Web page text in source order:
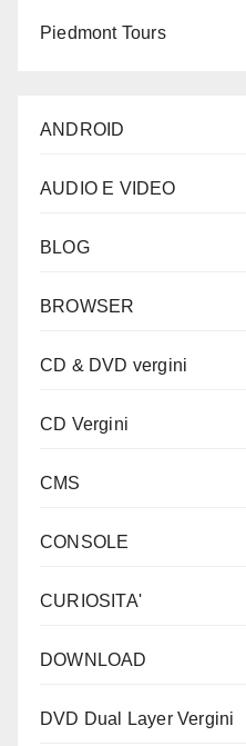
Piedmont Tours
ANDROID
AUDIO E VIDEO
BLOG
BROWSER
CD & DVD vergini
CD Vergini
CMS
CONSOLE
CURIOSITA'
DOWNLOAD
DVD Dual Layer Vergini